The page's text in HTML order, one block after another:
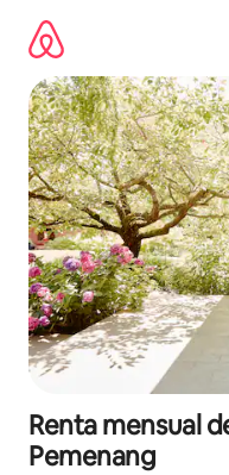
contenido
Renta mensual
Pemenang